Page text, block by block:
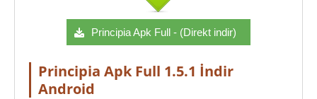
Principia Apk Full - (Direkt indir)
Principia Apk Full 1.5.1 İndir
Android